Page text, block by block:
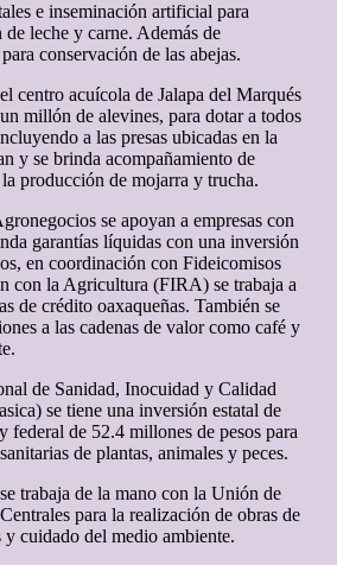
e inseminación artificial para
leche y carne. Además de
conservación de las abejas.
centro acuícola de Jalapa del Marqués
millón de alevines, para dotar a todos
a las presas ubicadas en la
y se brinda acompañamiento de
producción de mojarra y trucha.
se apoyan a empresas con
garantías líquidas con una inversión
en coordinación con Fideicomisos
con la Agricultura (FIRA) se trabaja a
de crédito oaxaqueñas. También se
a las cadenas de valor como café y
de Sanidad, Inocuidad y Calidad
se tiene una inversión estatal de
federal de 52.4 millones de pesos para
de plantas, animales y peces.
trabaja de la mano con la Unión de
para la realización de obras de
cuidado del medio ambiente.